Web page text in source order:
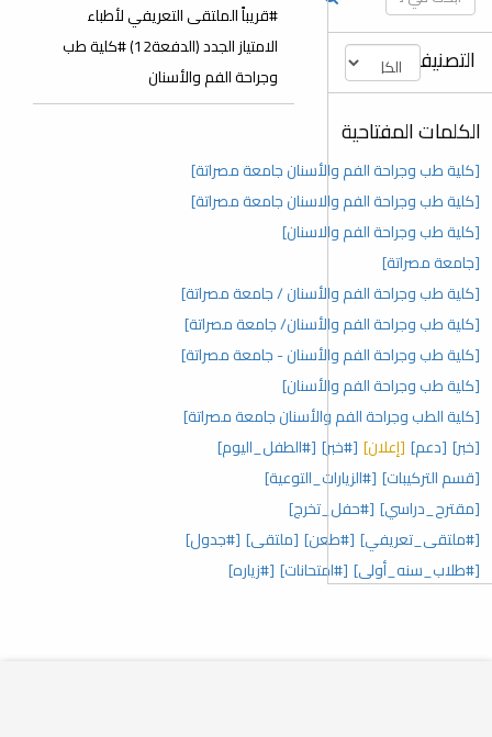
التصنيفات
الكلمات المفتاحية
[كلية طب وجراحة الفم والأسنان جامعة مصراتة]
[كلية طب وجراحة الفم والاسنان جامعة مصراتة]
[كلية طب وجراحة الفم والاسنان]
[جامعة مصراتة]
[كلية طب وجراحة الفم والأسنان / جامعة مصراتة]
[كلية طب وجراحة الفم والأسنان/ جامعة مصراتة]
[كلية طب وجراحة الفم والأسنان - جامعة مصراتة]
[كلية طب وجراحة الفم والأسنان]
[كلية الطب وجراحة الفم والأسنان جامعة مصراتة]
[خبر] [دعم] [إعلان] [#خبر] [#الطفل_اليوم]
[قسم التركيبات] [#الزيارات_التوعية]
[مقترح_دراسي] [#حفل_تخرج]
[#ملتقى_تعريفي] [#طعن] [ملتقى] [#جدول]
[#طلاب_سنه_أولى] [#امتحانات] [#زياره]
#قريباً الملتقى التعريفي لأطباء
الامتياز الجدد (الدفعة12) #كلية طب
وجراحة الفم والأسنان